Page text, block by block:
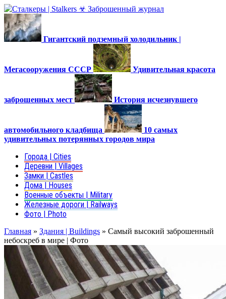
Гигантский подземный холодильник |
Мегасооружения СССР Удивительная красота
заброшенных мест История исчезнувшего
автомобильного кладбища
10 самых
удивительных потерянных городов мира
Города | Cities
Деревни | Villages
Замки | Castles
Дома | Houses
Военные объекты | Military
Железные дороги | Railways
Фото | Photo
Главная » Здания | Buildings » Самый высокий заброшенный
небоскреб в мире | Фото